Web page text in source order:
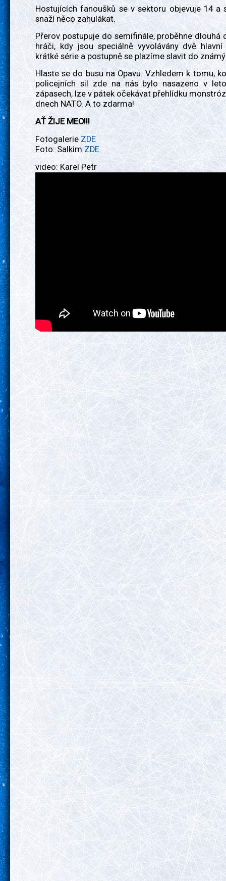
Hostujících fanoušků se v sektoru objevuje 14 a
snaží něco zahulákat.
Přerov postupuje do semifinále, proběhne dlouhá
hráči, kdy jsou speciálně vyvolávány dvě
krátké série a postupně se plazíme slavit do
Hlaste se do busu na Opavu. Vzhledem k tomu,
policejních sil zde na nás bylo nasazeno v
zápasech, lze v pátek očekávat přehlídku
dnech NATO. A to zdarma!
AŤ ŽIJE MEO!!!
Fotogalerie ZDE
Foto: Salkim ZDE
video: Karel Petr